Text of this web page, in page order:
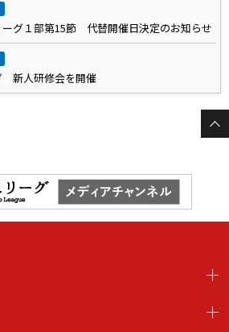
ーグ１部第15節 代替開催日決定のお知らせ
新人研修会を開催